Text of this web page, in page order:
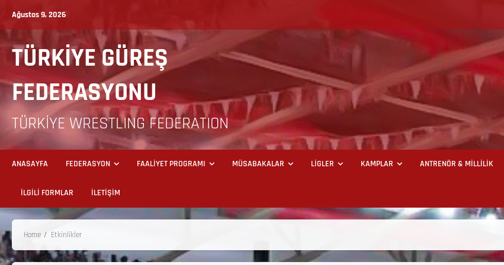
Ağustos 9, 2026
TÜRKİYE GÜREŞ
FEDERASYONU
TÜRKİYE WRESTLING FEDERATION
ANASAYFA FEDERASYON FAALİYET PROGRAMI MÜSABAKALAR LİGLER KAMPLAR ANTRENÖR & MİLLİLİK
İLGİLİ FORMLAR İLETİŞİM
Home Etkinlikler